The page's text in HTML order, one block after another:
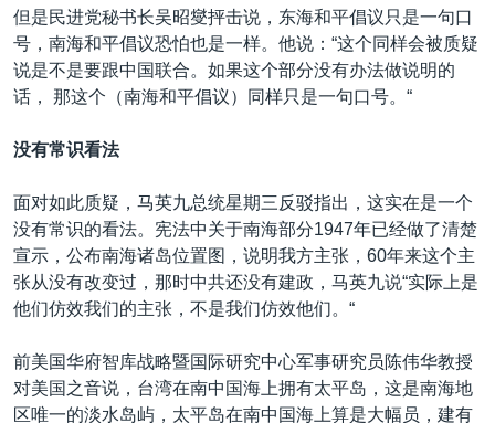
台海两岸关系
南中国海争端
关注西藏
关注新疆
其他语言网站
但是民进党秘书长吴昭燮抨击说，东海和平倡议只是一句口
号，南海和平倡议恐怕也是一样。他说：“这个同样会被质疑
说是不是要跟中国联合。如果这个部分没有办法做说明的
话， 那这个（南海和平倡议）同样只是一句口号。“
没有常识看法
面对如此质疑，马英九总统星期三反驳指出，这实在是一个
没有常识的看法。宪法中关于南海部分1947年已经做了清楚
宣示，公布南海诸岛位置图，说明我方主张，60年来这个主
张从没有改变过，那时中共还没有建政，马英九说“实际上是
他们仿效我们的主张，不是我们仿效他们。“
前美国华府智库战略暨国际研究中心军事研究员陈伟华教授
对美国之音说，台湾在南中国海上拥有太平岛，这是南海地
区唯一的淡水岛屿，太平岛在南中国海上算是大幅员，建有